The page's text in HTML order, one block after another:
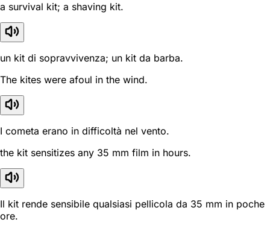
a survival kit; a shaving kit.
un kit di sopravvivenza; un kit da barba.
The kites were afoul in the wind.
I cometa erano in difficoltà nel vento.
the kit sensitizes any 35 mm film in hours.
Il kit rende sensibile qualsiasi pellicola da 35 mm in poche
ore.